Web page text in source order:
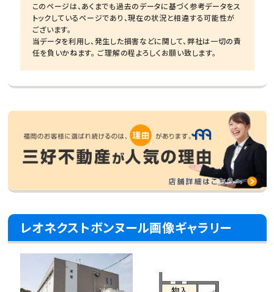
このページは、あくまでも過去のデータに基づく参考データをス
トックしているページであり、現在の状況と相違する可能性が
ございます。
当データを利用し、発生した損害などに関して、弊社は一切の責
任を負いかねます。 ご理解の程よろしくお願い致します。
レオネクストボンヌール画像ギャラリー